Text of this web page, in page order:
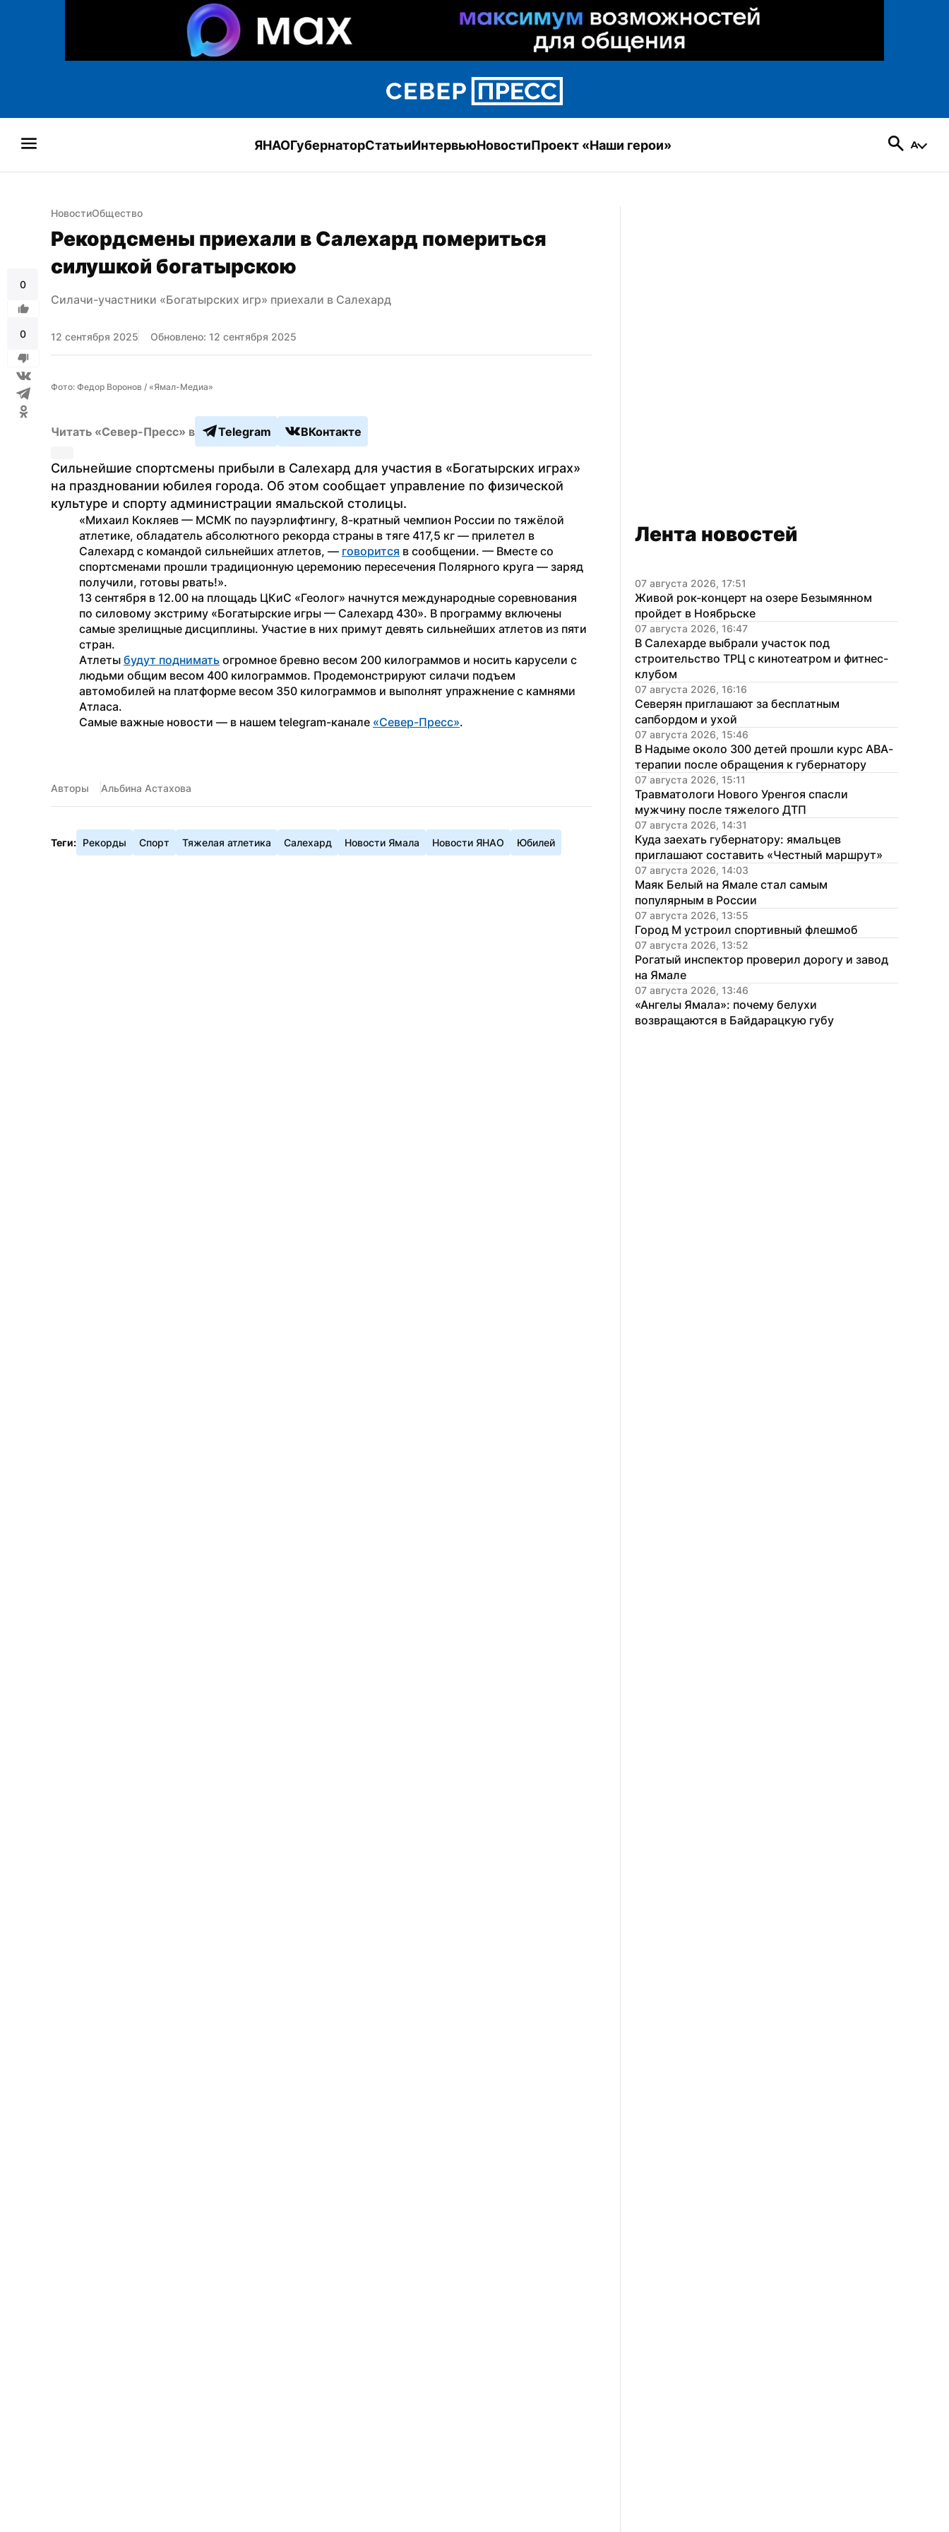
ЯНАОГубернаторСтатьиИнтервьюНовостиПроект «Наши герои»
0
0
НовостиОбщество
Рекордсмены приехали в Салехард помериться
силушкой богатырскою
Силачи-участники «Богатырских игр» приехали в Салехард
12 сентября 2025 Обновлено: 12 сентября 2025
Фото: Федор Воронов / «Ямал-Медиа»
Читать «Север-Пресс» в Telegram ВКонтакте
Сильнейшие спортсмены прибыли в Салехард для участия в «Богатырских играх»
на праздновании юбилея города. Об этом сообщает управление по физической
культуре и спорту администрации ямальской столицы.
«Михаил Кокляев — МСМК по пауэрлифтингу, 8-кратный чемпион России по тяжёлой
атлетике, обладатель абсолютного рекорда страны в тяге 417,5 кг — прилетел в
Салехард с командой сильнейших атлетов, — говорится в сообщении. — Вместе со
спортсменами прошли традиционную церемонию пересечения Полярного круга — заряд
получили, готовы рвать!».
13 сентября в 12.00 на площадь ЦКиС «Геолог» начнутся международные соревнования
по силовому экстриму «Богатырские игры — Салехард 430». В программу включены
самые зрелищные дисциплины. Участие в них примут девять сильнейших атлетов из пяти
стран.
Атлеты будут поднимать огромное бревно весом 200 килограммов и носить карусели с
людьми общим весом 400 килограммов. Продемонстрируют силачи подъем
автомобилей на платформе весом 350 килограммов и выполнят упражнение с камнями
Атласа.
Самые важные новости — в нашем telegram-канале «Север-Пресс».
Авторы Альбина Астахова
Теги: Рекорды Спорт Тяжелая атлетика Салехард Новости Ямала Новости ЯНАО Юбилей
Лента новостей
07 августа 2026, 17:51
Живой рок-концерт на озере Безымянном
пройдет в Ноябрьске
07 августа 2026, 16:47
В Салехарде выбрали участок под
строительство ТРЦ с кинотеатром и фитнес-
клубом
07 августа 2026, 16:16
Северян приглашают за бесплатным
сапбордом и ухой
07 августа 2026, 15:46
В Надыме около 300 детей прошли курс АВА-
терапии после обращения к губернатору
07 августа 2026, 15:11
Травматологи Нового Уренгоя спасли
мужчину после тяжелого ДТП
07 августа 2026, 14:31
Куда заехать губернатору: ямальцев
приглашают составить «Честный маршрут»
07 августа 2026, 14:03
Маяк Белый на Ямале стал самым
популярным в России
07 августа 2026, 13:55
Город М устроил спортивный флешмоб
07 августа 2026, 13:52
Рогатый инспектор проверил дорогу и завод
на Ямале
07 августа 2026, 13:46
«Ангелы Ямала»: почему белухи
возвращаются в Байдарацкую губу